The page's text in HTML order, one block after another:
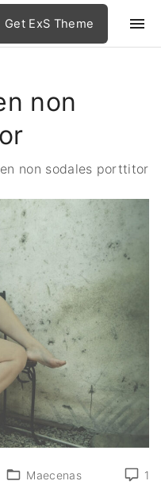
Get ExS Theme
non
non sodales porttitor
Maecenas 1